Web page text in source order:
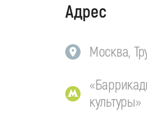
Адрес
Москва,
культуры»